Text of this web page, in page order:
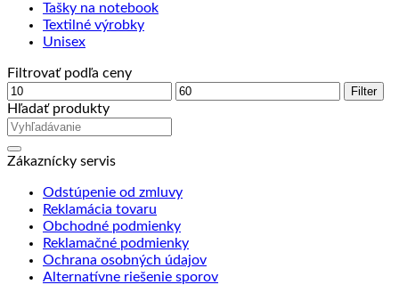
Tašky na notebook
Textilné výrobky
Unisex
Filtrovať podľa ceny
Minimálna
cena
Maximálna
Filter
Hľadať produkty
Zákaznícky servis
Odstúpenie od zmluvy
Reklamácia tovaru
Obchodné podmienky
Reklamačné podmienky
Ochrana osobných údajov
Alternatívne riešenie sporov